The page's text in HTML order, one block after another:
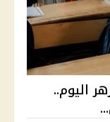
اليوم..